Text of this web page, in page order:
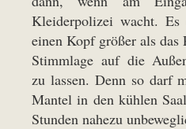
Kleiderpolizei wacht.
einen Kopf größer als das
Stimmlage auf die
zu lassen. Denn so darf
Mantel in den kühlen
Stunden nahezu